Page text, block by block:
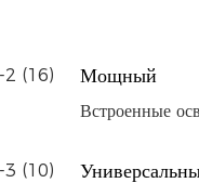
Мощный
Встроенные